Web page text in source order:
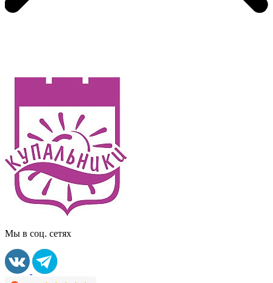
Мы в соц. сетях